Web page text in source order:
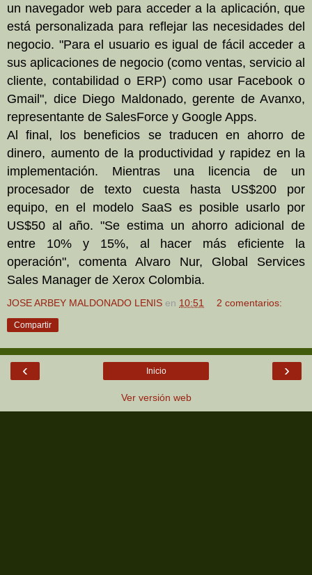
un navegador web para acceder a la aplicación, que
está personalizada para reflejar las necesidades del
negocio. "Para el usuario es igual de fácil acceder a
sus aplicaciones de negocio (como ventas, servicio al
cliente, contabilidad o ERP) como usar Facebook o
Gmail", dice Diego Maldonado, gerente de Avanxo,
representante de SalesForce y Google Apps.
Al final, los beneficios se traducen en ahorro de
dinero, aumento de la productividad y rapidez en la
implementación. Mientrasuna licencia de un
procesador de texto cuesta hasta US$200 por
equipo, en el modelo SaaS es posible usarlo por
US$50 al año. "Se estima un ahorro adicional de
entre 10% y 15%, al hacer más eficiente la
operación", comenta Alvaro Nur, Global Services
Sales Manager de Xerox Colombia.
JOSE ARBEY MALDONADO LENIS en 10:51 2 comentarios:
Compartir
‹ ›
Inicio
Ver versión web